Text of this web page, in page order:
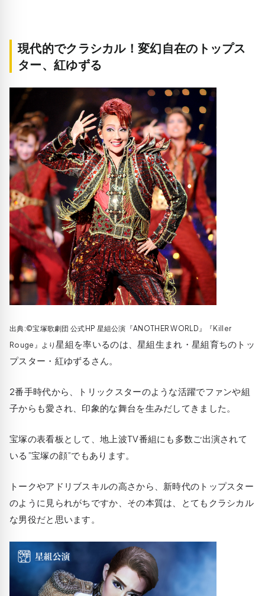
現代的でクラシカル！変幻自在のトップス
ター、紅ゆずる
出典:©宝塚歌劇団 公式HP 星組公演『ANOTHER WORLD』『Killer
Rouge』より星組を率いるのは、星組生まれ・星組育ちのトッ
プスター・紅ゆずるさん。
2番手時代から、トリックスターのような活躍でファンや組
子からも愛され、印象的な舞台を生みだしてきました。
宝塚の表看板として、地上波TV番組にも多数ご出演されて
いる”宝塚の顔”でもあります。
トークやアドリブスキルの高さから、新時代のトップスター
のように見られがちですか、その本質は、とてもクラシカル
な男役だと思います。